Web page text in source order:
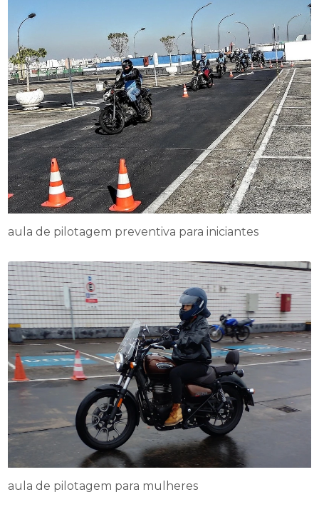
aula de pilotagem preventiva para iniciantes
aula de pilotagem para mulheres